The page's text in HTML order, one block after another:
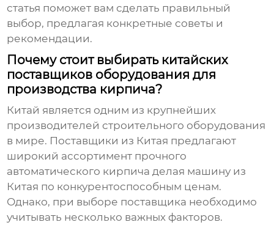
статья поможет вам сделать правильный
выбор, предлагая конкретные советы и
рекомендации.
Почему стоит выбирать китайских
поставщиков оборудования для
производства кирпича?
Китай является одним из крупнейших
производителей строительного оборудования
в мире. Поставщики из Китая предлагают
широкий ассортимент прочного
автоматического кирпича делая машину из
Китая по конкурентоспособным ценам.
Однако, при выборе поставщика необходимо
учитывать несколько важных факторов.